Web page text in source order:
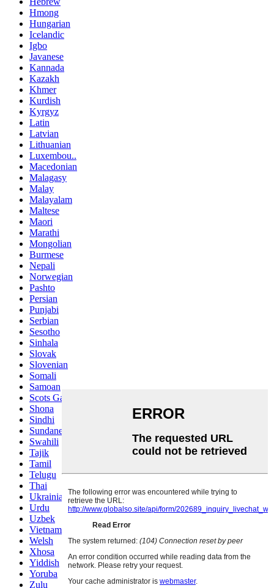
Hmong
Hungarian
Icelandic
Igbo
Javanese
Kannada
Kazakh
Khmer
Kurdish
Kyrgyz
Latin
Latvian
Lithuanian
Luxembou..
Macedonian
Malagasy
Malay
Malayalam
Maltese
Maori
Marathi
Mongolian
Burmese
Nepali
Norwegian
Pashto
Persian
Punjabi
Serbian
Sesotho
Sinhala
Slovak
Slovenian
Somali
Samoan
Scots Gaelic
Shona
Sindhi
Sundanese
Swahili
Tajik
Tamil
Telugu
Thai
Ukrainian
Urdu
Uzbek
Vietnamese
Welsh
Xhosa
Yiddish
Yoruba
Zulu